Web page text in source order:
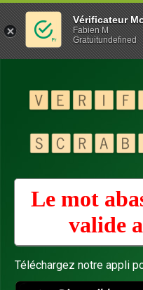
Le mot
valide
Téléchargez notre appli
Vérificateur
Fabien M
Gratuitundefined